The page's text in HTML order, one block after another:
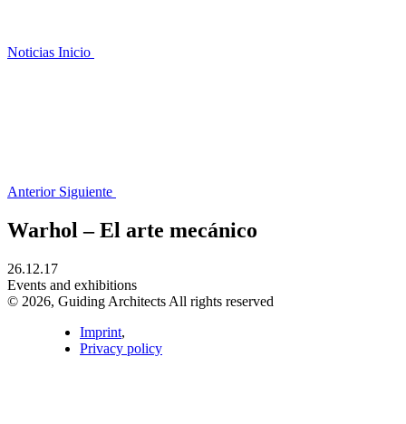
Noticias Inicio
Anterior Siguiente
Warhol – El arte mecánico
26.12.17
Events and exhibitions
© 2026, Guiding Architects All rights reserved
Imprint,
Privacy policy